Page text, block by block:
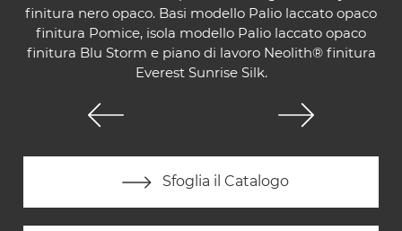
finitura nero opaco. Basi modello Palio laccato opaco
finitura Pomice, isola modello Palio laccato opaco
finitura Blu Storm e piano di lavoro Neolith® finitura
Everest Sunrise Silk.
Sfoglia il Catalogo